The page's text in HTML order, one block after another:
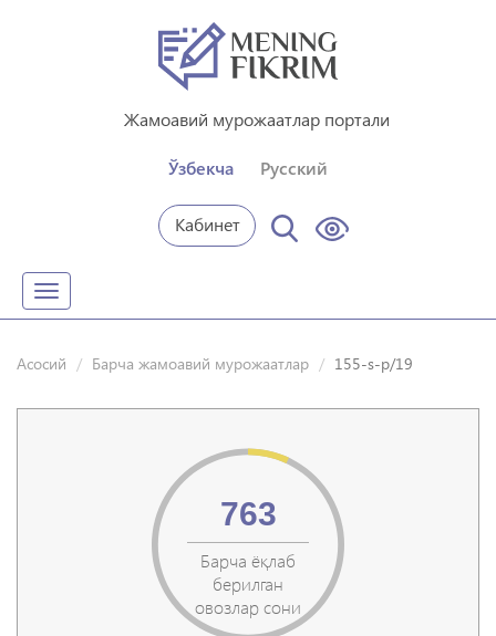
Жамоавий мурожаатлар портали
Ўзбекча Русский
Кабинет
Toggle
navigation
Асосий Барча жамоавий мурожаатлар 155-s-p/19
Барча ёқлаб
берилган
овозлар сони
763